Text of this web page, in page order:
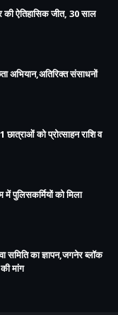
की ऐतिहासिक जीत, 30 साल
अभियान,अतिरिक्त संसाधनों
छात्राओं को प्रोत्साहन राशि व
पुलिसकर्मियों को मिला
समिति का ज्ञापन,जगनेर ब्लॉक
मांग